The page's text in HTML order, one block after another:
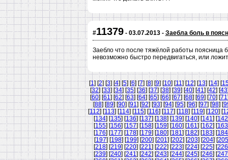
#11379- 03.07.2013 - Заебла боль в
Заебло что после тяжёлой работы поясница
невозможно быстро передвигаться, или
[1] [2] [3] [4] [5] [6] [7] [8] [9] [10] [11] [12] [13] [14] [
[32] [33] [34] [35] [36] [37] [38] [39] [40] [41] [42] [43
[60] [61] [62] [63] [64] [65] [66] [67] [68] [69] [70] [71
[88] [89] [90] [91] [92] [93] [94] [95] [96] [97] [98] [
[112] [113] [114] [115] [116] [117] [118] [119] [120] [
[134] [135] [136] [137] [138] [139] [140] [141] [142
[155] [156] [157] [158] [159] [160] [161] [162] [163
[176] [177] [178] [179] [180] [181] [182] [183] [184
[197] [198] [199] [200] [201] [202] [203] [204] [205
[218] [219] [220] [221] [222] [223] [224] [225] [226
[239] [240] [241] [242] [243] [244] [245] [246] [247